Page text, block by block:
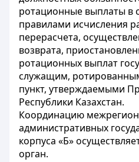
ротационные выплаты в
правилами исчисления
перерасчета,
возврата,
ротационных выплат
служащим,
пункт, утверждаемыми
Республики Казахстан.
Координацию
административных
корпуса «Б»
орган.